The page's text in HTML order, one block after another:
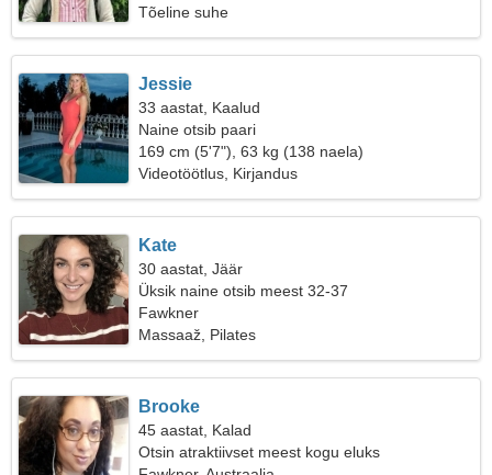
Tõeline suhe
Jessie
33 aastat, Kaalud
Naine otsib paari
169 cm (5'7"), 63 kg (138 naela)
Videotöötlus, Kirjandus
Kate
30 aastat, Jäär
Üksik naine otsib meest 32-37
Fawkner
Massaaž, Pilates
Brooke
45 aastat, Kalad
Otsin atraktiivset meest kogu eluks